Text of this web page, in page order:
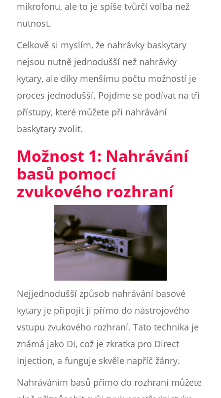
mikrofonu, ale to je spíše tvůrčí volba než
nutnost.
Celkově si myslím, že nahrávky baskytary
nejsou nutně jednodušší než nahrávky
kytary, ale díky menšímu počtu možností je
proces jednodušší. Pojďme se podívat na tři
přístupy, které můžete při nahrávání
baskytary zvolit.
Možnost 1: Nahrávání
basů pomocí
zvukového rozhraní
Nejjednodušší způsob nahrávání basové
kytary je připojit ji přímo do nástrojového
vstupu zvukového rozhraní. Tato technika je
známá jako DI, což je zkratka pro Direct
Injection, a funguje skvěle napříč žánry.
Nahráváním basů přímo do rozhraní můžete